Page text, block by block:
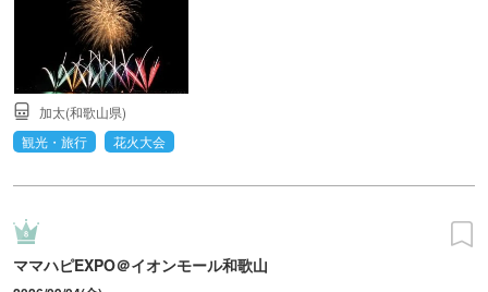
加太(和歌山県)
観光・旅行
花火大会
ママハピEXPO＠イオンモール和歌山